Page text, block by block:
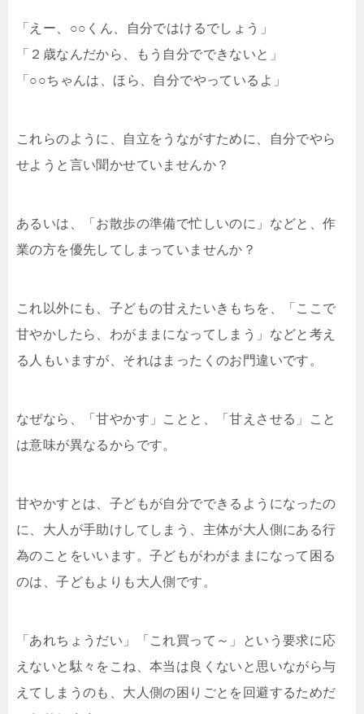
「えー、○○くん、自分ではけるでしょう」
「２歳なんだから、もう自分でできないと」
「○○ちゃんは、ほら、自分でやっているよ」
これらのように、自立をうながすために、自分でやら
せようと言い聞かせていませんか？
あるいは、「お散歩の準備で忙しいのに」などと、作
業の方を優先してしまっていませんか？
これ以外にも、子どもの甘えたいきもちを、「ここで
甘やかしたら、わがままになってしまう」などと考え
る人もいますが、それはまったくのお門違いです。
なぜなら、「甘やかす」ことと、「甘えさせる」こと
は意味が異なるからです。
甘やかすとは、子どもが自分でできるようになったの
に、大人が手助けしてしまう、主体が大人側にある行
為のことをいいます。子どもがわがままになって困る
のは、子どもよりも大人側です。
「あれちょうだい」「これ買って～」という要求に応
えないと駄々をこね、本当は良くないと思いながら与
えてしまうのも、大人側の困りごとを回避するためだ